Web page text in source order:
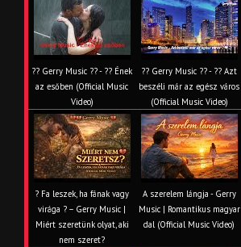
?? Gerry Music ?? - ?? Ének
az esőben (Official Music
Video)
?? Gerry Music ?? - ?? Azt
beszéli már az egész város
(Official Music Video)
? Fa leszek, ha fának vagy
virága ? – Gerry Music |
Miért szeretünk olyat, aki
nem szeret?
A szerelem lángja - Gerry
Music | Romantikus magyar
dal (Official Music Video)